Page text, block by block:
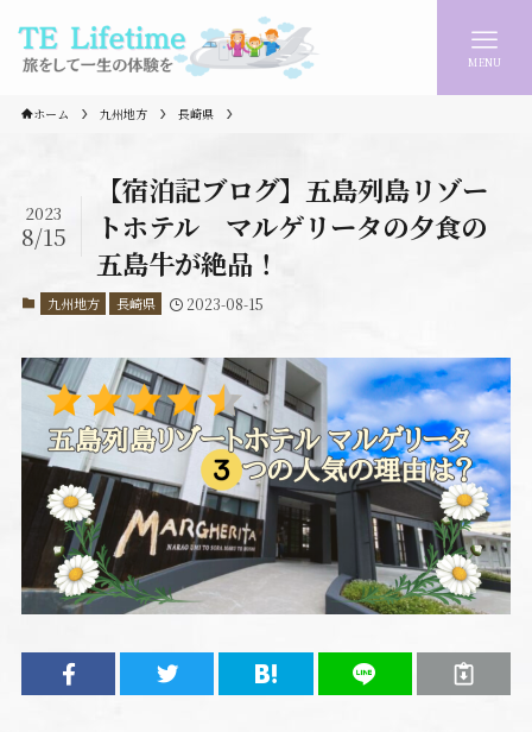
MENU
ホーム 九州地方 長崎県
【宿泊記ブログ】五島列島リゾー
トホテル マルゲリータの夕食の
五島牛が絶品！
2023
8/15
九州地方 長崎県 2023-08-15